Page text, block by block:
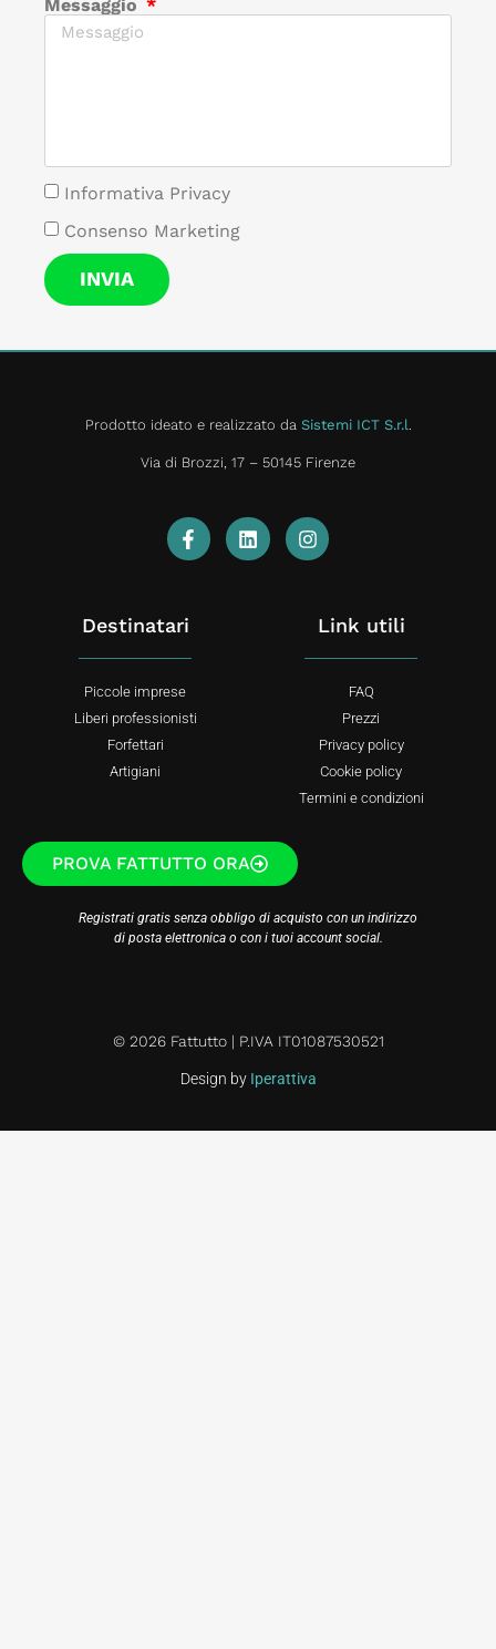
Messaggio
Informativa Privacy
Consenso Marketing
INVIA
Prodotto ideato e realizzato da Sistemi ICT S.r.l.
Via di Brozzi, 17 – 50145 Firenze
Destinatari
Piccole imprese
Liberi professionisti
Forfettari
Artigiani
Link utili
FAQ
Prezzi
Privacy policy
Cookie policy
Termini e condizioni
PROVA FATTUTTO ORA
Registrati gratis senza obbligo di acquisto con un indirizzo
di posta elettronica o con i tuoi account social.
© 2026 Fattutto | P.IVA IT01087530521
Design by Iperattiva